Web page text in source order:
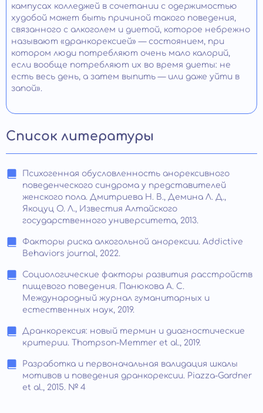
кампусах колледжей в сочетании с одержимостью
худобой может быть причиной такого поведения,
связанного с алкоголем и диетой, которое небрежно
называют «дранкорексией» — состоянием, при
котором люди потребляют очень мало калорий,
если вообще потребляют их во время диеты: не
есть весь день, а затем выпить — или даже уйти в
запой».
Список литературы
Психогенная обусловленность анорексивного
поведенческого синдрома у представителей
женского пола. Дмитриева Н. В., Демина Л. Д.,
Якоцуц О. Л., Известия Алтайского
государственного университета, 2013.
Факторы риска алкогольной анорексии. Addictive
Behaviors journal, 2022.
Социологические факторы развития расстройств
пищевого поведения. Панюкова А. С.
Международный журнал гуманитарных и
естественных наук, 2019.
Дранкорексия: новый термин и диагностические
критерии. Thompson-Memmer et al., 2019.
Разработка и первоначальная валидация шкалы
мотивов и поведения дранкорексии. Piazza-Gardner
et al., 2015. № 4